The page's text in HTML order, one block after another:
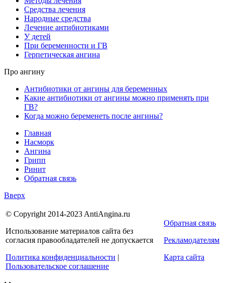
Средства лечения
Народные средства
Лечение антибиотиками
У детей
При беременности и ГВ
Герпетическая ангина
Про ангину
Антибиотики от ангины для беременных
Какие антибиотики от ангины можно применять при
ГВ?
Когда можно беременеть после ангины?
Главная
Насморк
Ангина
Грипп
Ринит
Обратная связь
Вверх
© Copyright 2014-2023 AntiAngina.ru
Использование материалов сайта без
согласия правообладателей не допускается
Политика конфиденциальности |
Пользовательское соглашение
Обратная связь
Рекламодателям
Карта сайта